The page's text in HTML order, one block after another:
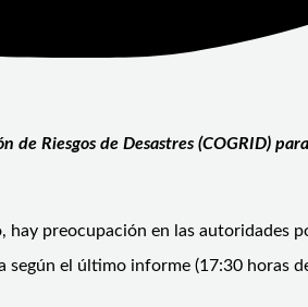
de Riesgos de Desastres (COGRID)
preocupación en las autoridades
el último informe (17:30 horas